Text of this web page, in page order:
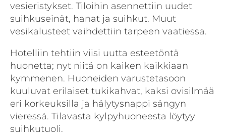
vesieristykset. Tiloihin asennettiin uudet
suihkuseinät, hanat ja suihkut. Muut
vesikalusteet vaihdettiin tarpeen vaatiessa.
Hotelliin tehtiin viisi uutta esteetöntä
huonetta; nyt niitä on kaiken kaikkiaan
kymmenen. Huoneiden varustetasoon
kuuluvat erilaiset tukikahvat, kaksi ovisilmää
eri korkeuksilla ja hälytysnappi sängyn
vieressä. Tilavasta kylpyhuoneesta löytyy
suihkutuoli.